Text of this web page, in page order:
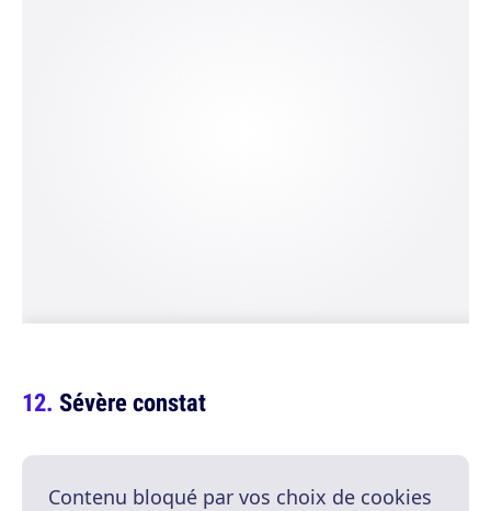
Sévère constat
Contenu bloqué par vos choix de cookies